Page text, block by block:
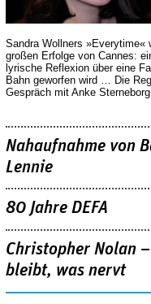
Sandra Wollners »Everytime«
großen Erfolge von Cannes:
lyrische Reflexion über eine
Bahn geworfen wird … Die
Gespräch mit Anke Sterneborg.
Nahaufnahme von
Lennie
80 Jahre DEFA
Christopher Nolan
bleibt, was nervt